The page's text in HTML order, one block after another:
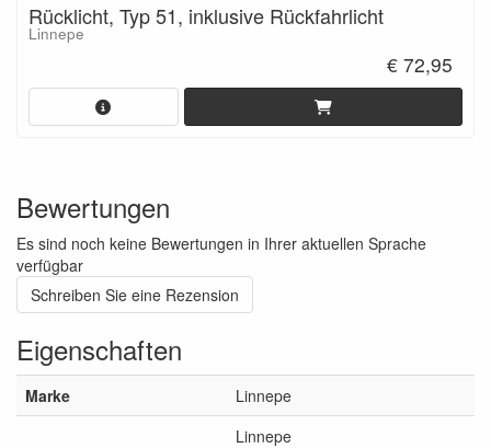
Rücklicht, Typ 51, inklusive Rückfahrlicht
Linnepe
€ 72,95
Bewertungen
Es sind noch keine Bewertungen in Ihrer aktuellen Sprache
verfügbar
Schreiben Sie eine Rezension
Eigenschaften
Marke
Linnepe
Linnepe